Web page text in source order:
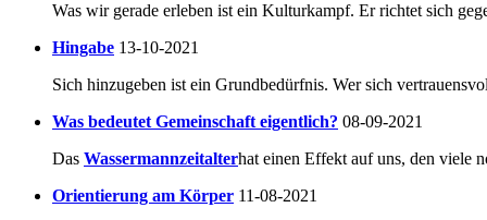
Was wir gerade erleben ist ein Kulturkampf. Er richtet sich
Hingabe 13-10-2021
Sich hinzugeben ist ein Grundbedürfnis. Wer sich
Was bedeutet Gemeinschaft eigentlich? 08-09-2021
Das Wassermannzeitalterhat einen Effekt auf uns, den viele
Orientierung am Körper 11-08-2021